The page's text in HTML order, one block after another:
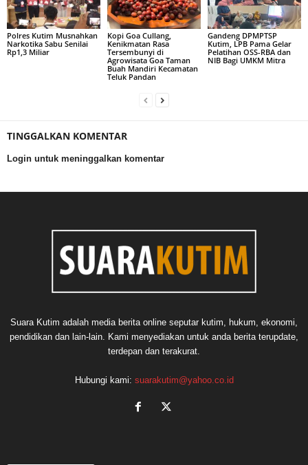
Polres Kutim Musnahkan
Narkotika Sabu Senilai
Rp1,3 Miliar
Kopi Goa Cullang,
Kenikmatan Rasa
Tersembunyi di
Agrowisata Goa Taman
Buah Mandiri Kecamatan
Teluk Pandan
Gandeng DPMPTSP
Kutim, LPB Pama Gelar
Pelatihan OSS-RBA dan
NIB Bagi UMKM Mitra
TINGGALKAN KOMENTAR
Login untuk meninggalkan komentar
Suara Kutim adalah media berita online seputar kutim, hukum, ekonomi,
pendidikan dan lain-lain. Kami menyediakan untuk anda berita terupdate,
terdepan dan terakurat.
Hubungi kami: suarakutim@yahoo.co.id